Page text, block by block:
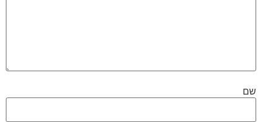
שם